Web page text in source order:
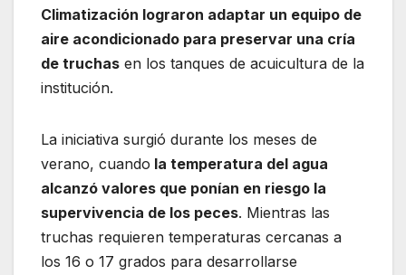
Climatización lograron adaptar un equipo de
aire acondicionado para preservar una cría
de truchas en los tanques de acuicultura de la
institución.
La iniciativa surgió durante los meses de
verano, cuando la temperatura del agua
alcanzó valores que ponían en riesgo la
supervivencia de los peces. Mientras las
truchas requieren temperaturas cercanas a
los 16 o 17 grados para desarrollarse